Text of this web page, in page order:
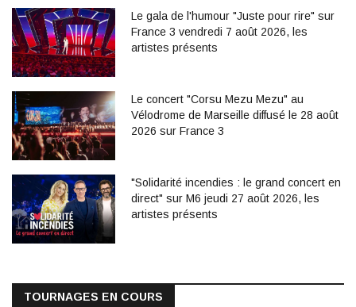
Le gala de l'humour "Juste pour rire" sur
France 3 vendredi 7 août 2026, les
artistes présents
Le concert "Corsu Mezu Mezu" au
Vélodrome de Marseille diffusé le 28 août
2026 sur France 3
"Solidarité incendies : le grand concert en
direct" sur M6 jeudi 27 août 2026, les
artistes présents
TOURNAGES EN COURS